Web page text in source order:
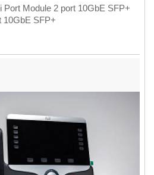
Port Module 2 port 10GbE SFP+
10GbE SFP+